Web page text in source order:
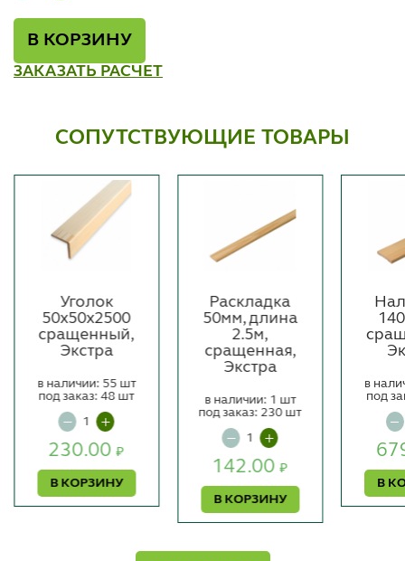
В КОРЗИНУ
ЗАКАЗАТЬ РАСЧЕТ
СОПУТСТВУЮЩИЕ ТОВАРЫ
Уголок
50х50х2500
сращенный,
Экстра
230.00₽
В КОРЗИНУ
в наличии: 55 шт
под заказ: 48 шт
Раскладка
50мм, длина
2.5м,
сращенная,
Экстра
142.00₽
В КОРЗИНУ
в наличии: 1 шт
под заказ: 230 шт
В
в
под